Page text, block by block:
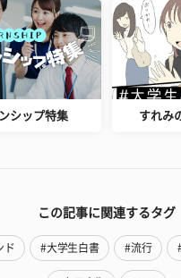
シップ特集 すれみ
この記事に関連するタグ
ド #大学生白書 #流行